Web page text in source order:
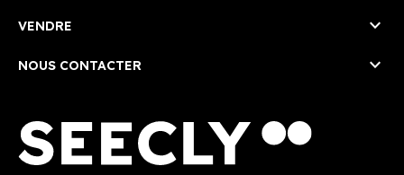
VENDRE 
NOUS CONTACTER 